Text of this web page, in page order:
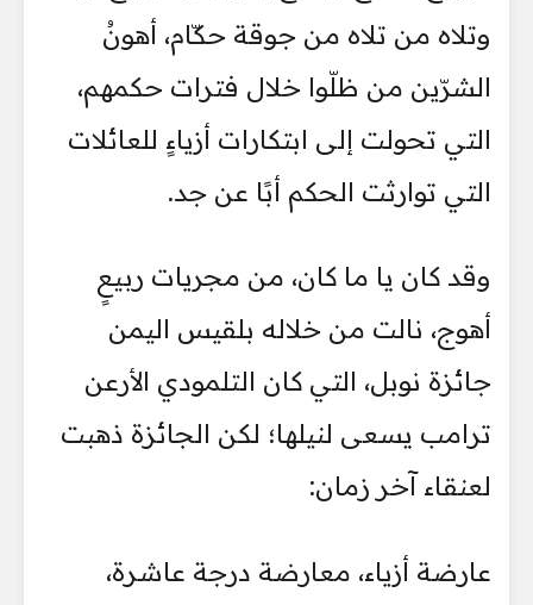
وتلاه من تلاه من جوقة حكّام، أهونُ
الشرّين من ظلّوا خلال فترات حكمهم،
التي تحولت إلى ابتكارات أزياءٍ للعائلات
التي توارثت الحكم أبًا عن جد.
وقد كان يا ما كان، من مجريات ربيعٍ
أهوج، نالت من خلاله بلقيس اليمن
جائزة نوبل، التي كان التلمودي الأرعن
ترامب يسعى لنيلها؛ لكن الجائزة ذهبت
لعنقاء آخر زمان:
عارضة أزياء، معارضة درجة عاشرة،